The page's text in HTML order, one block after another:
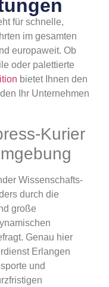
für schnelle,
im gesamten
europaweit. Ob
oder palettierte
bietet Ihnen den
Ihr Unternehmen
Kurier
Wissenschafts-
durch die
große
Genau hier
Erlangen
und